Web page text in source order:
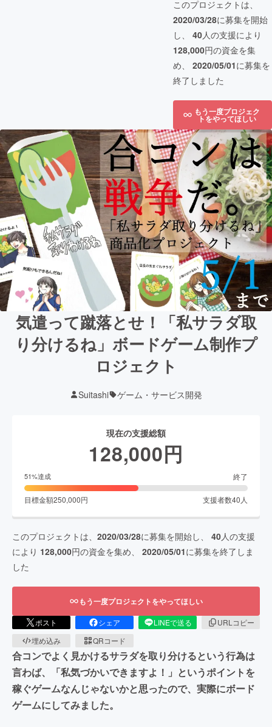
このプロジェクトは、
2020/03/28に募集を開始
し、 40人の支援により
128,000円の資金を集
め、 2020/05/01に募集を
終了しました
もう一度プロジェク
トをやってほしい
気遣って蹴落とせ！「私サラダ取
り分けるね」ボードゲーム制作プ
ロジェクト
Suitashi ゲーム・サービス開発
現在の支援総額
128,000円
51%達成 終了
目標金額250,000円 支援者数40 人
このプロジェクトは、 2020/03/28に募集を開始し、 40人の支援
により 128,000円の資金を集め、 2020/05/01に募集を終了しま
した
もう一度プロジェクトをやってほしい
ポスト シェア LINEで送る
URLコピー
埋め込み
QRコード
合コンでよく見かけるサラダを取り分けるという行為は
言わば、「私気づかいできますよ！」というポイントを
稼ぐゲームなんじゃないかと思ったので、実際にボード
ゲームにしてみました。